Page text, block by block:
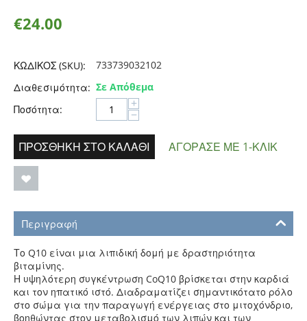
€24.00
ΚΩΔΙΚΟΣ (SKU):
733739032102
Διαθεσιμότητα: Σε Απόθεμα
Ποσότητα:
+
−
ΠΡΟΣΘΉΚΗ ΣΤΟ ΚΑΛΆΘΙ ΑΓΌΡΑΣΕ ΜΕ 1-ΚΛΙΚ
Περιγραφή
Το Q10 είναι μια λιπιδική δομή με δραστηριότητα
βιταμίνης.
Η υψηλότερη συγκέντρωση CoQ10 βρίσκεται στην καρδιά
και τον ηπατικό ιστό. Διαδραματίζει σημαντικότατο ρόλο
στο σώμα για την παραγωγή ενέργειας στο μιτοχόνδριο,
βοηθώντας στον μεταβολισμό των λιπών και των